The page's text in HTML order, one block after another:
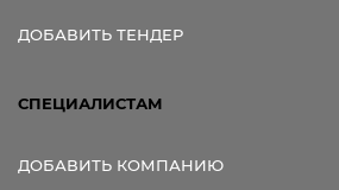
ДОБАВИТЬ ТЕНДЕР
СПЕЦИАЛИСТАМ
ДОБАВИТЬ КОМПАНИЮ